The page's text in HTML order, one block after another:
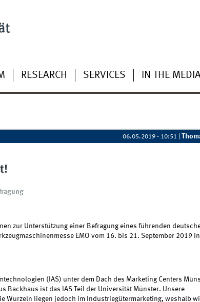
RESEARCH SERVICES IN THE
06.05.2019 - 10:51
zur Unterstützung einer Befragung eines führenden
EMO vom 16. bis 21. September 2019 in
(IAS) unter dem Dach des Marketing Centers
Backhaus ist das IAS Teil der Universität Münster. Unsere
Wurzeln liegen jedoch im Industriegütermarketing, weshalb